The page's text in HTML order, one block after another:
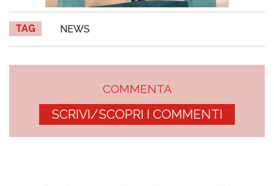
TAG NEWS
COMMENTA
SCRIVI/SCOPRI I COMMENTI